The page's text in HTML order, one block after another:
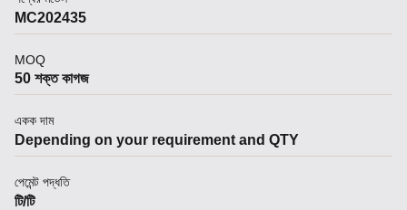
MC202435
MOQ
50 শক্ত কাগজ
একক দাম
Depending on your requirement and QTY
পেমেন্ট পদ্ধতি
টি/টি